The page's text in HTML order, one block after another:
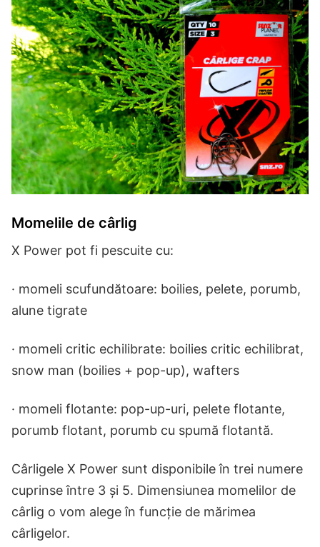
Momelile de cârlig
X Power pot fi pescuite cu:
· momeli scufundătoare: boilies, pelete, porumb,
alune tigrate
· momeli critic echilibrate: boilies critic echilibrat,
snow man (boilies + pop-up), wafters
· momeli flotante: pop-up-uri, pelete flotante,
porumb flotant, porumb cu spumă flotantă.
Cârligele X Power sunt disponibile în trei numere
cuprinse între 3 și 5. Dimensiunea momelilor de
cârlig o vom alege în funcție de mărimea
cârligelor.